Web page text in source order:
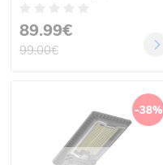
89.99€
99.00€
-38%